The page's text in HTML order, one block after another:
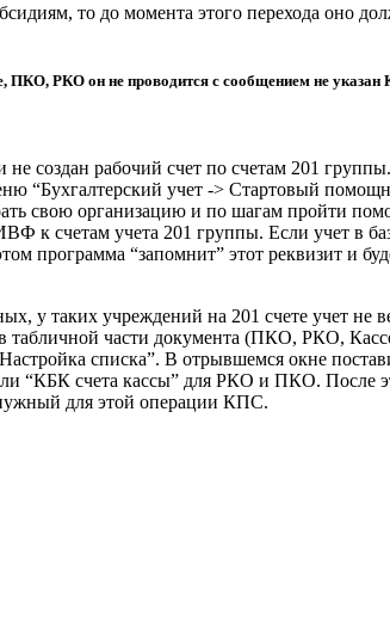
то до момента этого перехода оно
ПКО, РКО он не проводится с сообщением не
создан рабочий счет по счетам 201
“Бухгалтерский учет -> Стартовый
свою организацию и по шагам пройти
к счетам учета 201 группы. Если учет в
“запомнит” этот реквизит и
у таких учреждений на 201 счете учет не
части документа (ПКО, РКО,
списка”. В отрывшемся окне
“КБК счета кассы” для РКО и ПКО. После
нужный для этой операции КПС.